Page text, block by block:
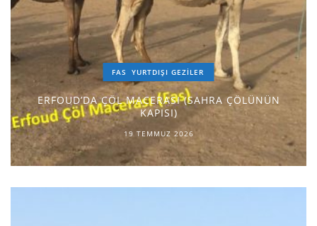
FAS YURTDIŞI GEZILER
ERFOUD’DA ÇÖL MACERASI (SAHRA ÇÖLÜNÜN
KAPISI)
19 TEMMUZ 2026